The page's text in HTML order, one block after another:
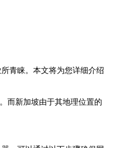
青睐。本文将为您详细介绍
而新加坡由于其地理位置的